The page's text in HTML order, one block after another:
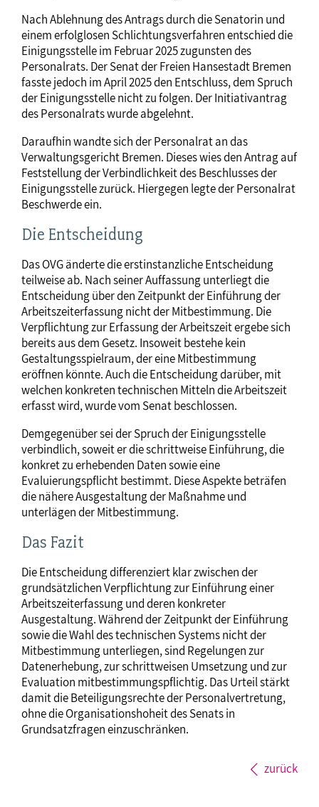
Nach Ablehnung des Antrags durch die Senatorin und
einem erfolglosen Schlichtungsverfahren entschied die
Einigungsstelle im Februar 2025 zugunsten des
Personalrats. Der Senat der Freien Hansestadt Bremen
fasste jedoch im April 2025 den Entschluss, dem Spruch
der Einigungsstelle nicht zu folgen. Der Initiativantrag
des Personalrats wurde abgelehnt.
Daraufhin wandte sich der Personalrat an das
Verwaltungsgericht Bremen. Dieses wies den Antrag auf
Feststellung der Verbindlichkeit des Beschlusses der
Einigungsstelle zurück. Hiergegen legte der Personalrat
Beschwerde ein.
Die Entscheidung
Das OVG änderte die erstinstanzliche Entscheidung
teilweise ab. Nach seiner Auffassung unterliegt die
Entscheidung über den Zeitpunkt der Einführung der
Arbeitszeiterfassung nicht der Mitbestimmung. Die
Verpflichtung zur Erfassung der Arbeitszeit ergebe sich
bereits aus dem Gesetz. Insoweit bestehe kein
Gestaltungsspielraum, der eine Mitbestimmung
eröffnen könnte. Auch die Entscheidung darüber, mit
welchen konkreten technischen Mitteln die Arbeitszeit
erfasst wird, wurde vom Senat beschlossen.
Demgegenüber sei der Spruch der Einigungsstelle
verbindlich, soweit er die schrittweise Einführung, die
konkret zu erhebenden Daten sowie eine
Evaluierungspflicht bestimmt. Diese Aspekte beträfen
die nähere Ausgestaltung der Maßnahme und
unterlägen der Mitbestimmung.
Das Fazit
Die Entscheidung differenziert klar zwischen der
grundsätzlichen Verpflichtung zur Einführung einer
Arbeitszeiterfassung und deren konkreter
Ausgestaltung. Während der Zeitpunkt der Einführung
sowie die Wahl des technischen Systems nicht der
Mitbestimmung unterliegen, sind Regelungen zur
Datenerhebung, zur schrittweisen Umsetzung und zur
Evaluation mitbestimmungspflichtig. Das Urteil stärkt
damit die Beteiligungsrechte der Personalvertretung,
ohne die Organisationshoheit des Senats in
Grundsatzfragen einzuschränken.
zurück